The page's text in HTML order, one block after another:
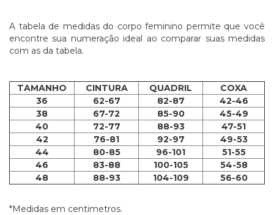
A tabela de medidas do corpo feminino permite que você
encontre sua numeração ideal ao comparar suas medidas
com as da tabela.
TAMANHO CINTURA QUADRIL
COXA
36
62-67 82-87
42-46
38
67-72 85-90
45-49
40
72-77 88-93
47-51
42
76-81 92-97
49-53
44
80-85 96-101
51-55
46
83-88 100-105
54-58
48
88-93 104-109 56-60
*Medidas em centimetros.